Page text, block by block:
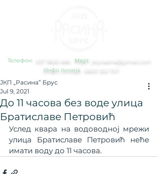
Телефон: 37 3825 486 Мејл:
jkp.rasina@gmail.com
Инфо линија:
0800 353 707
До 11 часова без воде улица
Братиславе Петровић
ЈКП „Расина” Брус
Jul 9, 2021
Услед квара на водоводној мрежи
улица Братиславе Петровић неће
имати воду до 11 часова.